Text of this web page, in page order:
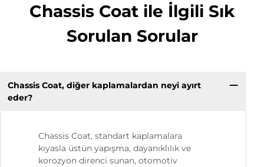
Chassis Coat ile İlgili Sık
Sorulan Sorular
Chassis Coat, diğer kaplamalardan neyi ayırt
eder?
Chassis Coat, standart kaplamalara
kıyasla üstün yapışma, dayanıklılık ve
korozyon direnci sunan, otomotiv